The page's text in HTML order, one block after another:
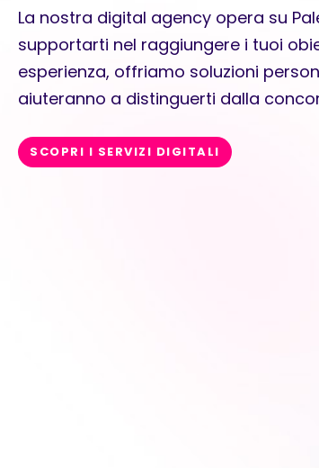
La nostra digital agency opera su
supportarti nel raggiungere i tuoi
esperienza, offriamo soluzioni
aiuteranno a distinguerti dalla
SCOPRI I SERVIZI DIGITALI